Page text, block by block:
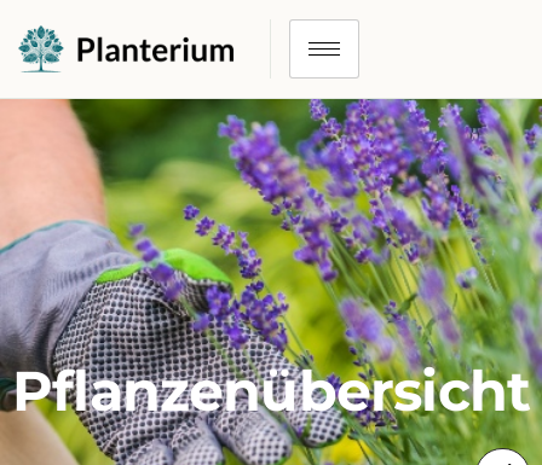
Pflanzenübersicht